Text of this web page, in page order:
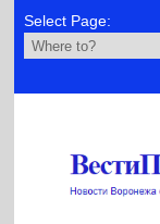
Select Page: